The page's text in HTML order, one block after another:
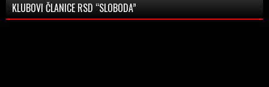
KLUBOVI ČLANICE RSD “SLOBODA”